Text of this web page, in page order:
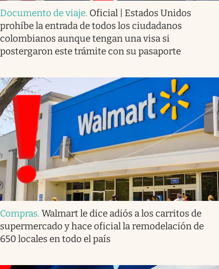
Documento de viaje. Oficial | Estados Unidos
prohíbe la entrada de todos los ciudadanos
colombianos aunque tengan una visa si
postergaron este trámite con su pasaporte
Compras. Walmart le dice adiós a los carritos de
supermercado y hace oficial la remodelación de
650 locales en todo el país